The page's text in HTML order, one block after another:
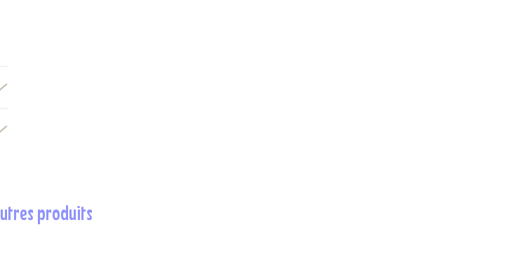
autres produits